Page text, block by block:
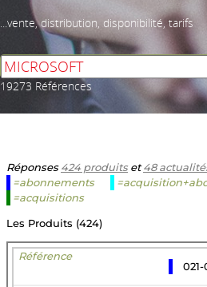
...vente, distribution, disponibilité, tarifs
19273 Références
Réponses424 produitset48
=abonnements
=acquisitions
Les Produits (424)